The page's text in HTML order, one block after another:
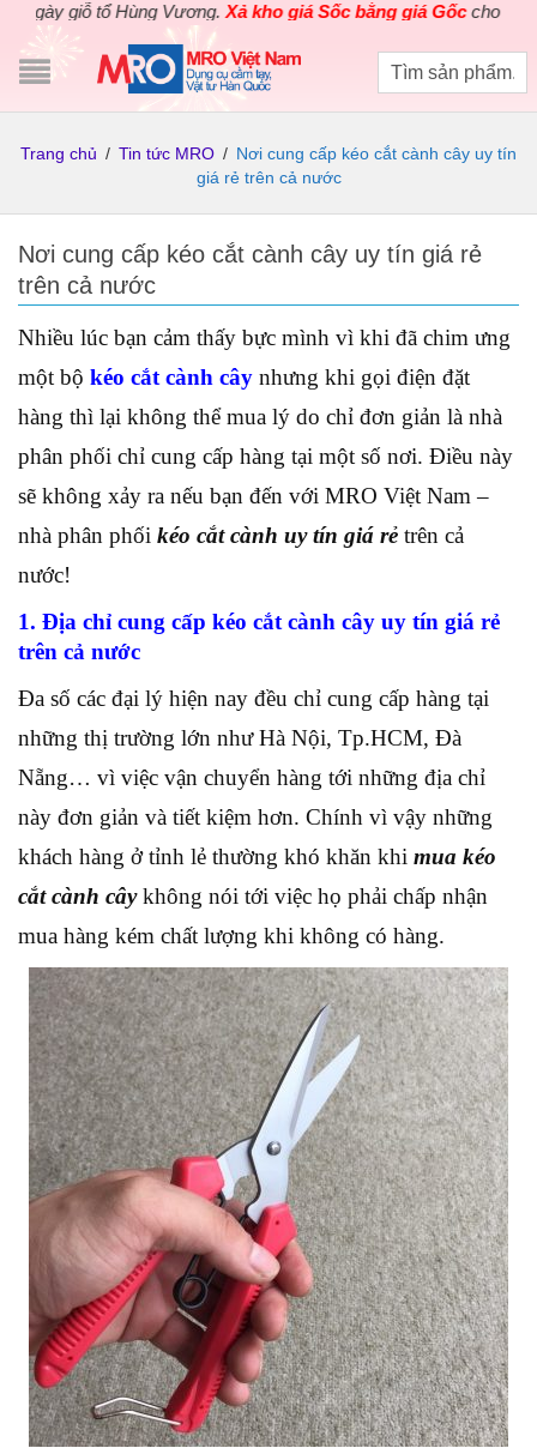
giỗ tổ Hùng Vương.Xả kho giá Sốc bằng giá Gốccho các sản
Trang chủ / Tin tức MRO / Nơi cung cấp kéo cắt cành cây uy tín
giá rẻ trên cả nước
Nơi cung cấp kéo cắt cành cây uy tín giá rẻ
trên cả nước
Nhiều lúc bạn cảm thấy bực mình vì khi đã chim ưng
một bộ kéo cắt cành cây nhưng khi gọi điện đặt
hàng thì lại không thể mua lý do chỉ đơn giản là nhà
phân phối chỉ cung cấp hàng tại một số nơi. Điều này
sẽ không xảy ra nếu bạn đến với MRO Việt Nam –
nhà phân phối kéo cắt cành uy tín giá rẻ trên cả
nước!
1. Địa chỉ cung cấp kéo cắt cành cây uy tín giá rẻ
trên cả nước
Đa số các đại lý hiện nay đều chỉ cung cấp hàng tại
những thị trường lớn như Hà Nội, Tp.HCM, Đà
Nẵng… vì việc vận chuyển hàng tới những địa chỉ
này đơn giản và tiết kiệm hơn. Chính vì vậy những
khách hàng ở tỉnh lẻ thường khó khăn khi mua kéo
cắt cành câykhông nói tới việc họ phải chấp nhận
mua hàng kém chất lượng khi không có hàng.